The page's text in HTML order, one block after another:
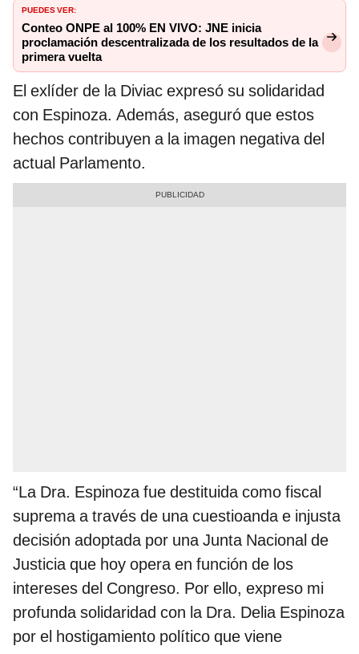
PUEDES VER:
Conteo ONPE al 100% EN VIVO: JNE inicia
proclamación descentralizada de los resultados de la
primera vuelta
El exlíder de la Diviac expresó su solidaridad
con Espinoza. Además, aseguró que estos
hechos contribuyen a la imagen negativa del
actual Parlamento.
“La Dra. Espinoza fue destituida como fiscal
suprema a través de una cuestioanda e injusta
decisión adoptada por una Junta Nacional de
Justicia que hoy opera en función de los
intereses del Congreso. Por ello, expreso mi
profunda solidaridad con la Dra. Delia Espinoza
por el hostigamiento político que viene